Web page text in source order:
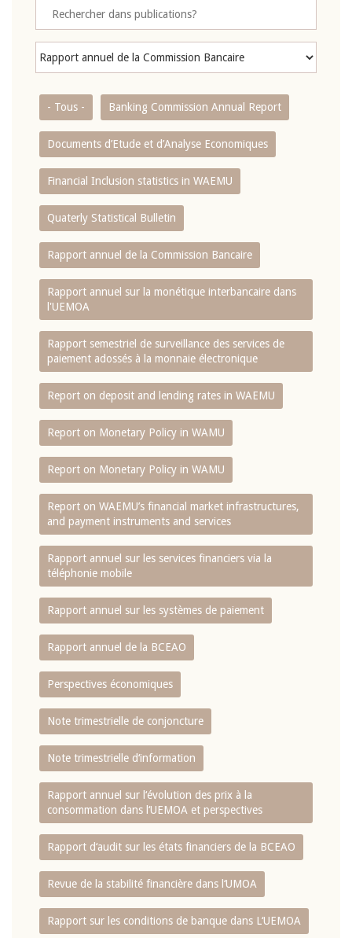
- Tous - Banking Commission Annual Report
Documents d’Etude et d’Analyse Economiques
Financial Inclusion statistics in WAEMU
Quaterly Statistical Bulletin
Rapport annuel de la Commission Bancaire
Rapport annuel sur la monétique interbancaire dans
l'UEMOA
Rapport semestriel de surveillance des services de
paiement adossés à la monnaie électronique
Report on deposit and lending rates in WAEMU
Report on Monetary Policy in WAMU
Report on Monetary Policy in WAMU
Report on WAEMU’s financial market infrastructures,
and payment instruments and services
Rapport annuel sur les services financiers via la
téléphonie mobile
Rapport annuel sur les systèmes de paiement
Rapport annuel de la BCEAO
Perspectives économiques
Note trimestrielle de conjoncture
Note trimestrielle d‘information
Rapport annuel sur l‘évolution des prix à la
consommation dans l‘UEMOA et perspectives
Rapport d‘audit sur les états financiers de la BCEAO
Revue de la stabilité financière dans l‘UMOA
Rapport sur les conditions de banque dans L‘UEMOA